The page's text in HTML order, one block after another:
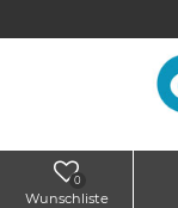
0
Wunschliste